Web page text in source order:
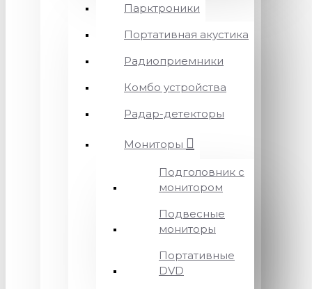
Парктроники
Портативная акустика
Радиоприемники
Комбо устройства
Радар-детекторы
Мониторы
Подголовник с
монитором
Подвесные
мониторы
Портативные
DVD